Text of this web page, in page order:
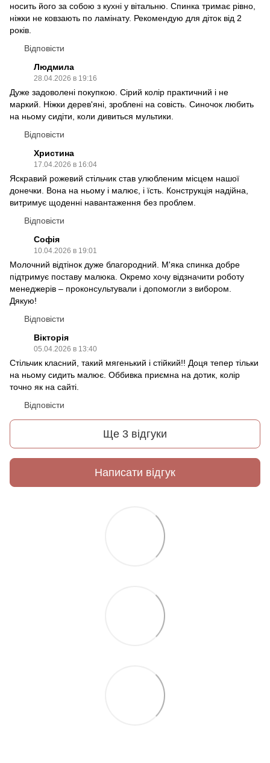
носить його за собою з кухні у вітальню. Спинка тримає рівно,
ніжки не ковзають по ламінату. Рекомендую для діток від 2
років.
Відповісти
Людмила
28.04.2026 в 19:16
Дуже задоволені покупкою. Сірий колір практичний і не
маркий. Ніжки дерев'яні, зроблені на совість. Синочок любить
на ньому сидіти, коли дивиться мультики.
Відповісти
Христина
17.04.2026 в 16:04
Яскравий рожевий стільчик став улюбленим місцем нашої
донечки. Вона на ньому і малює, і їсть. Конструкція надійна,
витримує щоденні навантаження без проблем.
Відповісти
Софія
10.04.2026 в 19:01
Молочний відтінок дуже благородний. М'яка спинка добре
підтримує поставу малюка. Окремо хочу відзначити роботу
менеджерів – проконсультували і допомогли з вибором.
Дякую!
Відповісти
Вікторія
05.04.2026 в 13:40
Стільчик класний, такий мягенький і стійкий!! Доця тепер тільки
на ньому сидить малює. Оббивка приємна на дотик, колір
точно як на сайті.
Відповісти
Ще 3 відгуки
Написати відгук